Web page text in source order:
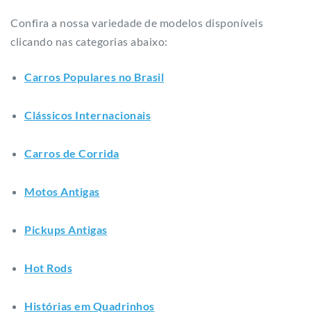
Confira a nossa variedade de modelos disponíveis
clicando nas categorias abaixo:
Carros Populares no Brasil
Clássicos Internacionais
Carros de Corrida
Motos Antigas
Pickups Antigas
Hot Rods
Histórias em Quadrinhos